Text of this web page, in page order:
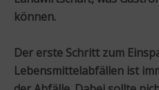
können.
Der erste Schritt zum
Lebensmittelabfällen ist